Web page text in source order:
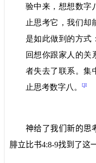
验中来，想想数字
止思考它，我们却
是如此做到的方式
回想你跟家人的关
者失去了联系。集
止思考数字八。
[3]
神给了我们新的思
腓立比书4:8-9找到了这